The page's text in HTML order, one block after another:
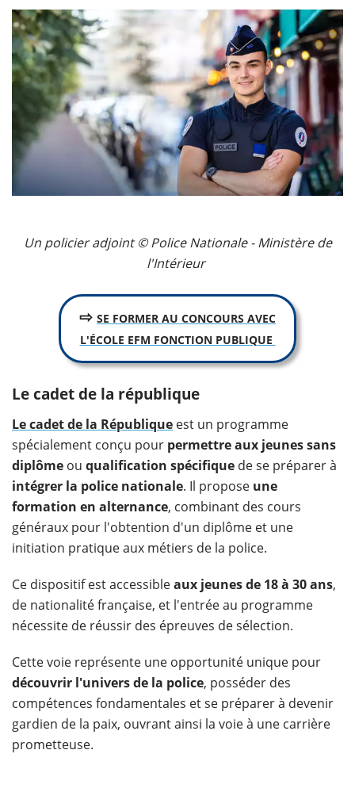
Un policier adjoint © Police Nationale - Ministère de
l'Intérieur
⇨ SE FORMER AU CONCOURS AVEC
L'ÉCOLE EFM FONCTION PUBLIQUE
Le cadet de la république
Le cadet de la République est un programme
spécialement conçu pour permettre aux jeunes sans
diplôme ou qualification spécifique de se préparer à
intégrer la police nationale. Il propose une
formation en alternance, combinant des cours
généraux pour l'obtention d'un diplôme et une
initiation pratique aux métiers de la police.
Ce dispositif est accessibleaux jeunes de 18 à 30 ans,
de nationalité française, et l'entrée au programme
nécessite de réussir des épreuves de sélection.
Cette voie représente une opportunité unique pour
découvrir l'univers de la police, posséder des
compétences fondamentales et se préparer à devenir
gardien de la paix, ouvrant ainsi la voie à une carrière
prometteuse.